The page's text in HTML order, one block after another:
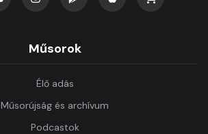
Műsorok
Élő adás
Műsorújság és archívum
Podcastok